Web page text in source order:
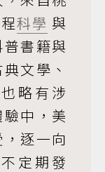
科學 與
書籍與
文學、
略有涉
中，美
逐一向
定期發